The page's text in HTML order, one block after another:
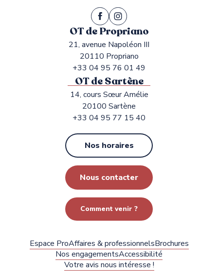
OT de Propriano
21, avenue Napoléon III
20110 Propriano
+33 04 95 76 01 49
OT de Sartène
14, cours Sœur Amélie
20100 Sartène
+33 04 95 77 15 40
Nos horaires
Nous contacter
Comment venir ?
Espace ProAffaires & professionnelsBrochures
Nos engagementsAccessibilité
Votre avis nous intéresse !